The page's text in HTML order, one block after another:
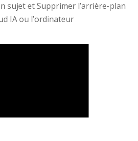
sujet et Supprimer l’arrière-plan
IA ou l’ordinateur